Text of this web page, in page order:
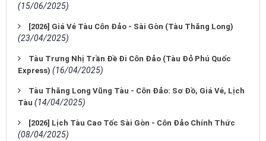
(15/06/2025)
[2026] Giá Vé Tàu Côn Đảo - Sài Gòn (Tàu Thăng Long)
(23/04/2025)
Tàu Trưng Nhị Trần Đề Đi Côn Đảo (Tàu Đỏ Phú Quốc
Express) (16/04/2025)
Tàu Thăng Long Vũng Tàu - Côn Đảo: Sơ Đồ, Giá Vé, Lịch
Tàu (14/04/2025)
[2026] Lịch Tàu Cao Tốc Sài Gòn - Côn Đảo Chính Thức
(08/04/2025)